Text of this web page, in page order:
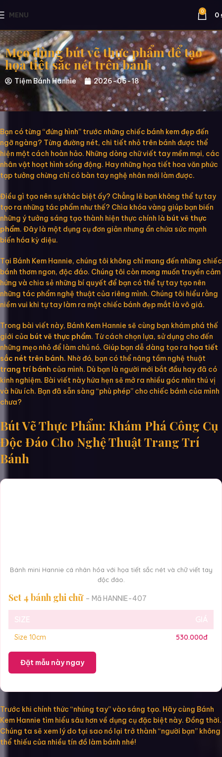
MENU 0 0
Mẹo dùng bút vẽ thực phẩm để tạo
họa tiết sắc nét trên bánh
Tiệm Bánh Hannie 2026-06-18
Bạn có từng “đứng hình” trước những chiếc bánh kem đẹp đến
ngỡ ngàng? Từng đường nét, chi tiết nhỏ trên bánh được thể
hiện một cách hoàn hảo. Những dòng chữ viết tay mềm mại, các
nhân vật hoạt hình sống động. Hay những họa tiết hoa văn phức
tạp tưởng chừng chỉ có bàn tay nghệ nhân mới làm được.
Điều gì tạo nên sự khác biệt ấy? Chẳng lẽ bạn không thể tự tay
tạo ra những tác phẩm như thế? Chìa khóa vàng giúp bạn biến
những ý tưởng sáng tạo thành hiện thực chính là bút vẽ thực
phẩm. Đây là một dụng cụ đơn giản nhưng ẩn chứa sức mạnh
biến hóa kỳ diệu.
Tại Bánh Kem Hannie, chúng tôi không chỉ mang đến những chiếc
bánh thơm ngon, độc đáo. Chúng tôi còn mong muốn truyền cảm
hứng và chia sẻ những bí quyết để bạn có thể tự tay tạo nên
những tác phẩm nghệ thuật của riêng mình. Chúng tôi hiểu rằng
niềm vui khi tự tay làm ra một chiếc bánh đẹp mắt là vô giá.
Trong bài viết này, Bánh Kem Hannie sẽ cùng bạn khám phá thế
giới của bút vẽ thực phẩm. Từ cách chọn lựa, sử dụng cho đến
những mẹo nhỏ để làm chủ nó. Giúp bạn dễ dàng tạo ra họa tiết
sắc nét trên bánh. Nhờ đó, bạn có thể nâng tầm nghệ thuật
trang trí bánh của mình. Dù bạn là người mới bắt đầu hay đã có
kinh nghiệm. Bài viết này hứa hẹn sẽ mở ra nhiều góc nhìn thú vị
và hữu ích. Bạn đã sẵn sàng “phù phép” cho chiếc bánh của mình
chưa?
Bút Vẽ Thực Phẩm: Khám Phá Công Cụ
Độc Đáo Cho Nghệ Thuật Trang Trí
Bánh
Bánh mini Hannie cá nhân hóa với họa tiết sắc nét và chữ viết tay
độc đáo.
Set 4 bánh ghi chữ – Mã HANNIE-407
SIZE GIÁ
Size 10cm 530.000đ
Đặt mẫu này ngay
Trước khi chính thức “nhúng tay” vào sáng tạo. Hãy cùng Bánh
Kem Hannie tìm hiểu sâu hơn về dụng cụ đặc biệt này. Đồng thời.
Chúng ta sẽ xem lý do tại sao nó lại trở thành “người bạn” không
thể thiếu của nhiều tín đồ làm bánh nhé!